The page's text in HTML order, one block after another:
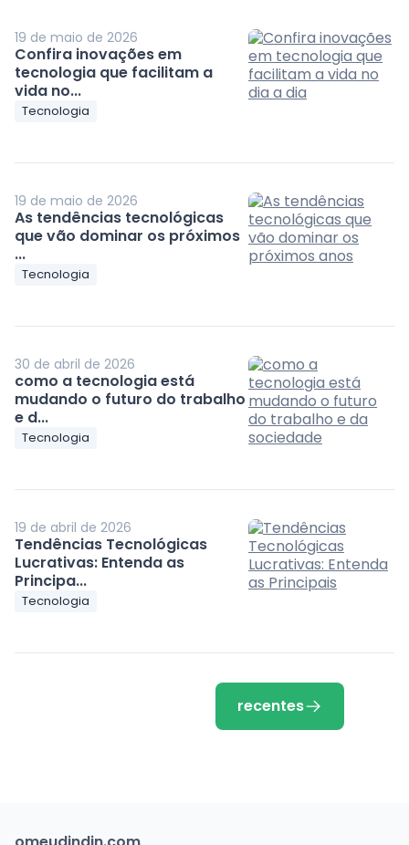
19 de maio de 2026
Confira inovações em
tecnologia que facilitam a
vida no...
Tecnologia
19 de maio de 2026
As tendências tecnológicas
que vão dominar os próximos
...
Tecnologia
30 de abril de 2026
como a tecnologia está
mudando o futuro do trabalho
e d...
Tecnologia
19 de abril de 2026
Tendências Tecnológicas
Lucrativas: Entenda as
Principa...
Tecnologia
recentes